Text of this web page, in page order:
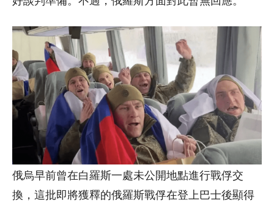
俄烏早前曾在白羅斯一處未公開地點進行戰俘交
換，這批即將獲釋的俄羅斯戰俘在登上巴士後顯得